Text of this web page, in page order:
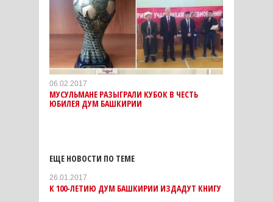
06.02.2017
МУСУЛЬМАНЕ РАЗЫГРАЛИ КУБОК В ЧЕСТЬ
ЮБИЛЕЯ ДУМ БАШКИРИИ
ЕЩЕ НОВОСТИ ПО ТЕМЕ
26.01.2017
К 100-ЛЕТИЮ ДУМ БАШКИРИИ ИЗДАДУТ КНИГУ